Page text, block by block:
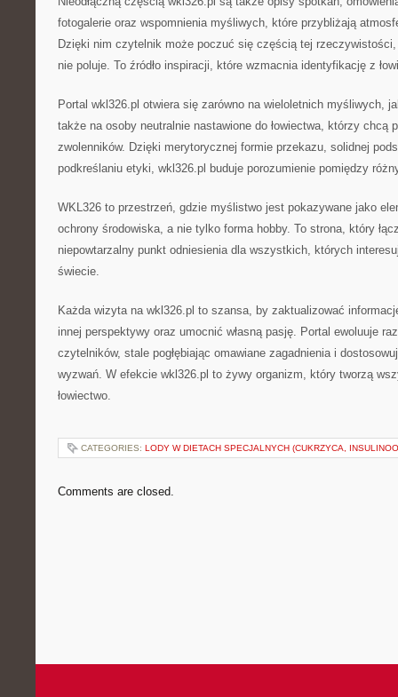
fotogalerie oraz wspomnienia myśliwych, które przybliżają
Dzięki nim czytelnik może poczuć się częścią tej
nie poluje. To źródło inspiracji, które wzmacnia identyfikację z
Portal wkl326.pl otwiera się zarówno na wieloletnich myśliwych,
także na osoby neutralnie nastawione do łowiectwa, którzy chcą
zwolenników. Dzięki merytorycznej formie przekazu, solidnej
podkreślaniu etyki, wkl326.pl buduje porozumienie pomiędzy
WKL326 to przestrzeń, gdzie myślistwo jest pokazywane jako
ochrony środowiska, a nie tylko forma hobby. To strona, który
niepowtarzalny punkt odniesienia dla wszystkich, których
świecie.
Każda wizyta na wkl326.pl to szansa, by zaktualizować
innej perspektywy oraz umocnić własną pasję. Portal ewoluuje
czytelników, stale pogłębiając omawiane zagadnienia i
wyzwań. W efekcie wkl326.pl to żywy organizm, który tworzą
łowiectwo.
CATEGORIES: LODY W DIETACH SPECJALNYCH (CUKRZYCA,
Comments are closed.